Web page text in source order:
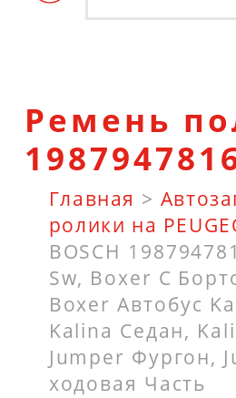
Ремень
Главная >
ролики на
BOSCH
Sw, Boxer C
Boxer Автобус
Kalina Седан,
Jumper Фургон,
ходовая Часть